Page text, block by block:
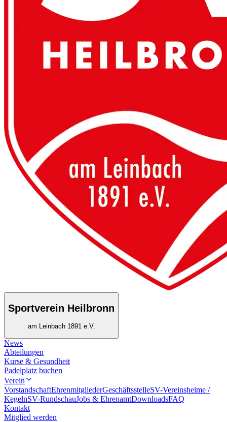
Sportverein Heilbronn
am Leinbach 1891 e.V.
News
Abteilungen
Kurse & Gesundheit
Padelplatz buchen
Verein
VorstandschaftEhrenmitgliederGeschäftsstelleSV-Vereinsheime /
KegelnSV-RundschauJobs & EhrenamtDownloadsFAQ
Kontakt
Mitglied werden